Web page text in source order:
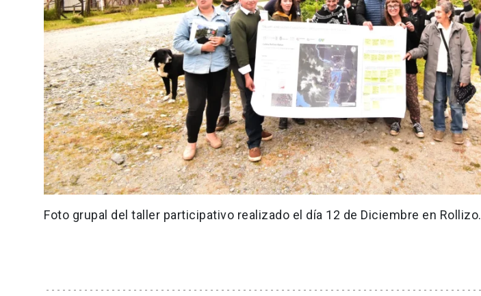
Foto grupal del taller participativo realizado el día 12 de Diciembre en Rollizo.